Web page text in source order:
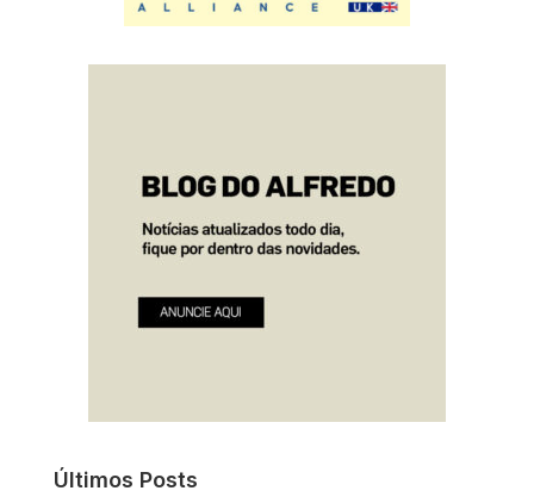
Últimos Posts